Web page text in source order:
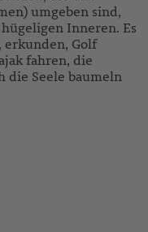
umgeben sind,
Inneren. Es
erkunden, Golf
fahren, die
die Seele baumeln